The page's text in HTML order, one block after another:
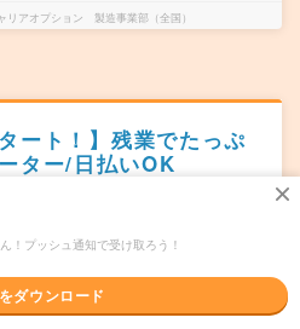
リアオプション 製造事業部（全国）
ート！】残業でたっぷ
ター/日払いOK
！プッシュ通知で受け取ろう！
ダウンロード